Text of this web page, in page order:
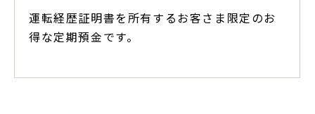
運転経歴証明書を所有するお客さま限定のお
得な定期預金です。